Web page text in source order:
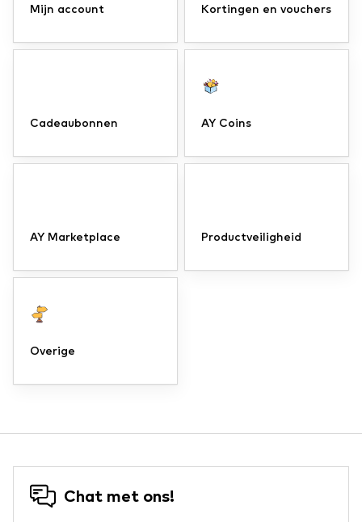
Mijn account Kortingen en vouchers
Cadeaubonnen AY Coins
AY Marketplace Productveiligheid
Overige
Chat met ons!